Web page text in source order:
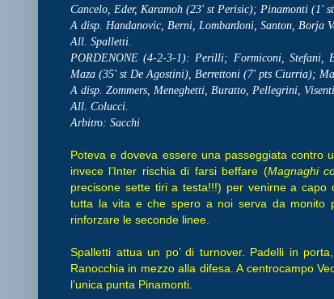
Cancelo, Eder, Karamoh (23' st Perisic); Pinamonti (1' st
A disp. Handanovic, Berni, Lombardoni, Santon, Borja
All. Spalletti.
PORDENONE (4-2-3-1): Perilli; Formiconi, Stefani,
Maza (35' st De Agostini), Berrettoni (7' pts Ciurria);
A disp. Zommers, Meneghetti, Buratto, Pellegrini,
All. Colucci.
Arbitro: Sacchi
Poteva e doveva essere una passeggiata contro
invece l’Inter rischia di farsi beffare (Magnaghi
precisone sette tiri a testa!!!) per venirne a
tutta la vita e che spero a noi serva da monito
rinforzare le seconde linee.
Spalletti attua un po’ di turnover. Padelli in
Ranocchia in mezzo alla difesa. A centrocampo
l’unica punta Pinamonti.